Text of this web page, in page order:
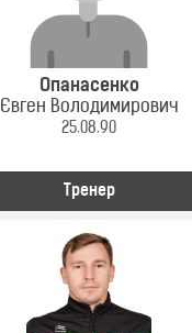
Опанасенко
Євген Володимирович
25.08.90
Тренер